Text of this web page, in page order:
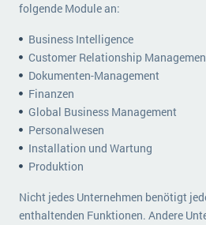
folgende Module an:
Business Intelligence
Customer Relationship
Dokumenten-Management
Finanzen
Global Business Management
Personalwesen
Installation und Wartung
Produktion
Nicht jedes Unternehmen benötigt
enthaltenden Funktionen. Andere